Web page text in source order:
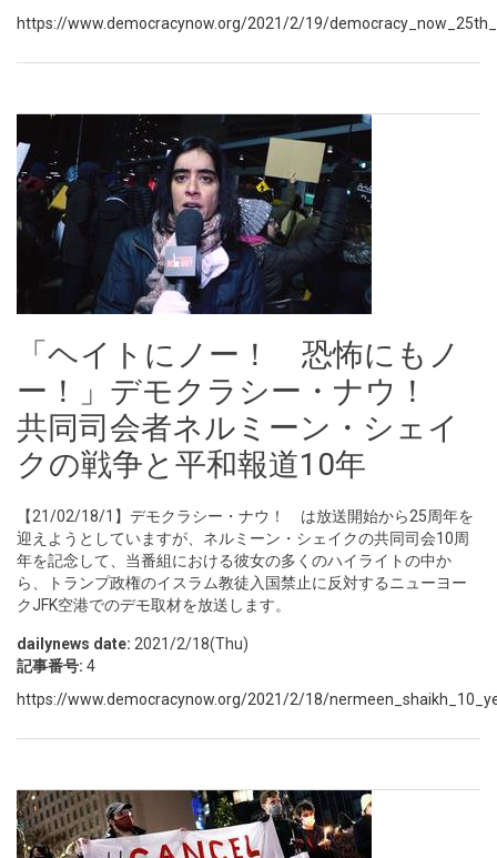
https://www.democracynow.org/2021/2/19/
「ヘイトにノー！ 恐怖にもノ
ー！」デモクラシー・ナウ！
共同司会者ネルミーン・シェイ
クの戦争と平和報道10年
【21/02/18/1】デモクラシー・ナウ！ は放送開始から25周年を
迎えようとしていますが、ネルミーン・シェイクの共同司会10周
年を記念して、当番組における彼女の多くのハイライトの中か
ら、トランプ政権のイスラム教徒入国禁止に反対するニューヨー
クJFK空港でのデモ取材を放送します。
dailynews date: 2021/2/18(Thu)
記事番号: 4
https://www.democracynow.org/2021/2/18/